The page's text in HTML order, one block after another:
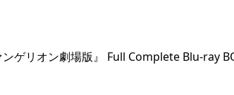
ゲリオン劇場版』 Full Complete Blu-ray